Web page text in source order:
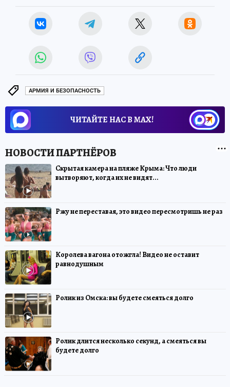
АРМИЯ И БЕЗОПАСНОСТЬ
ЧИТАЙТЕ НАС В МАХ!
Скрытая камера на пляже Крыма: Что люди
вытворяют, когда их не видят...
Ржу не переставая, это видео пересмотришь не раз
Королева вагона отожгла! Видео не оставит
равнодушным
Ролик из Омска: вы будете смеяться долго
Ролик длится несколько секунд, а смеяться вы
будете долго